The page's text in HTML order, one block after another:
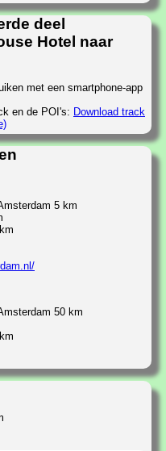
deel
Hotel naar
met een smartphone-app
en de POI's: Download track
5 km
50 km